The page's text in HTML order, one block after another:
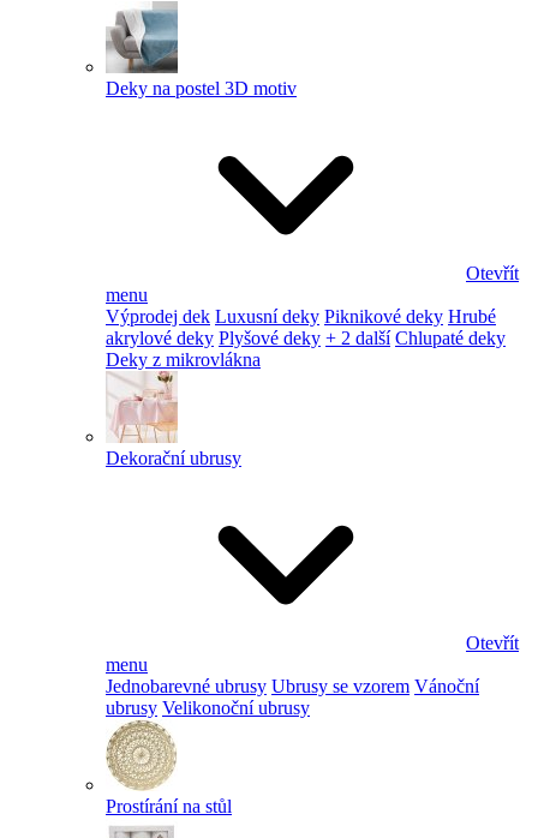
Deky na postel 3D motiv
Otevřít
menu
Výprodej dek Luxusní deky Piknikové deky Hrubé
akrylové deky Plyšové deky + 2 další Chlupaté deky
Deky z mikrovlákna
Dekorační ubrusy
Otevřít
menu
Jednobarevné ubrusy Ubrusy se vzorem Vánoční
ubrusy Velikonoční ubrusy
Prostírání na stůl